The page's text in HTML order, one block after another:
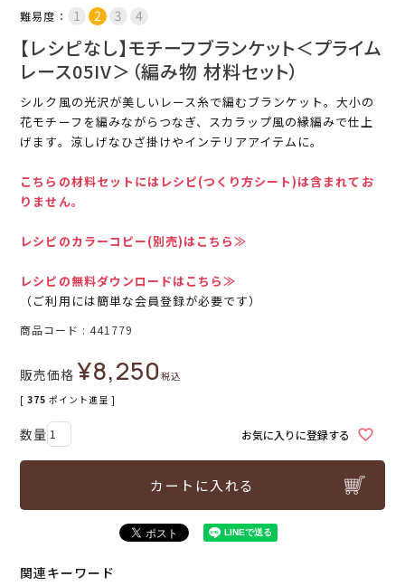
難易度：
【レシピなし】モチーフブランケット＜プライム
レース05IV＞（編み物 材料セット）
シルク風の光沢が美しいレース糸で編むブランケット。大小の
花モチーフを編みながらつなぎ、スカラップ風の縁編みで仕上
げます。涼しげなひざ掛けやインテリアアイテムに。
こちらの材料セットにはレシピ(つくり方シート)は含まれてお
りません。
レシピのカラーコピー(別売)はこちら≫
レシピの無料ダウンロードはこちら≫
（ご利用には簡単な会員登録が必要です）
商品コード 441779
販売価格 ¥8,250税込
[ 375 ポイント進呈 ]
お気に入りに登録する
カートに入れる
関連キーワード